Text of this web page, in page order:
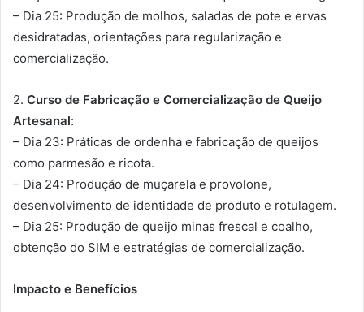
– Dia 25: Produção de molhos, saladas de pote e ervas
desidratadas, orientações para regularização e
comercialização.
2. Curso de Fabricação e Comercialização de Queijo
Artesanal:
– Dia 23: Práticas de ordenha e fabricação de queijos
como parmesão e ricota.
– Dia 24: Produção de muçarela e provolone,
desenvolvimento de identidade de produto e rotulagem.
– Dia 25: Produção de queijo minas frescal e coalho,
obtenção do SIM e estratégias de comercialização.
Impacto e Benefícios